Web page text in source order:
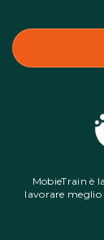
MobieTrain è
lavorare